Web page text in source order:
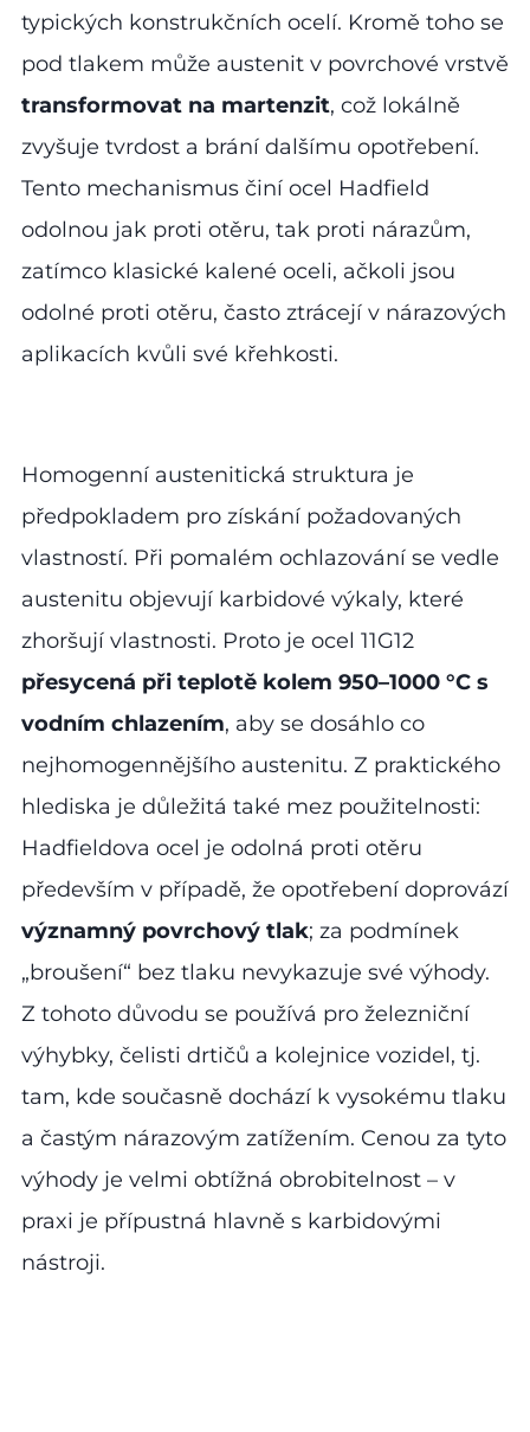
typických konstrukčních ocelí. Kromě toho se
pod tlakem může austenit v povrchové vrstvě
transformovat na martenzit, což lokálně
zvyšuje tvrdost a brání dalšímu opotřebení.
Tento mechanismus činí ocel Hadfield
odolnou jak proti otěru, tak proti nárazům,
zatímco klasické kalené oceli, ačkoli jsou
odolné proti otěru, často ztrácejí v nárazových
aplikacích kvůli své křehkosti.
Homogenní austenitická struktura je
předpokladem pro získání požadovaných
vlastností. Při pomalém ochlazování se vedle
austenitu objevují karbidové výkaly, které
zhoršují vlastnosti. Proto je ocel 11G12
přesycená při teplotě kolem 950–1000 °C s
vodním chlazením, aby se dosáhlo co
nejhomogennějšího austenitu. Z praktického
hlediska je důležitá také mez použitelnosti:
Hadfieldova ocel je odolná proti otěru
především v případě, že opotřebení doprovází
významný povrchový tlak; za podmínek
„broušení“ bez tlaku nevykazuje své výhody.
Z tohoto důvodu se používá pro železniční
výhybky, čelisti drtičů a kolejnice vozidel, tj.
tam, kde současně dochází k vysokému tlaku
a častým nárazovým zatížením. Cenou za tyto
výhody je velmi obtížná obrobitelnost – v
praxi je přípustná hlavně s karbidovými
nástroji.